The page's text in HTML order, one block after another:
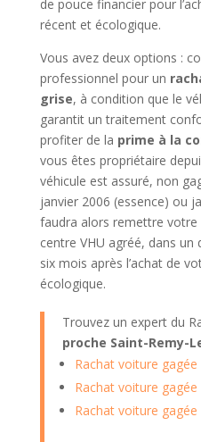
de pouce financier pour
récent et écologique.
Vous avez deux options :
professionnel pour un
grise, à condition que le
garantit un traitement
profiter de la prime à la
vous êtes propriétaire
véhicule est assuré, non
janvier 2006 (essence) ou
faudra alors remettre votre
centre VHU agréé, dans
six mois après l’achat de
écologique.
Trouvez un expert du
proche Saint-Remy-
Rachat voiture gagée
Rachat voiture
Rachat voiture